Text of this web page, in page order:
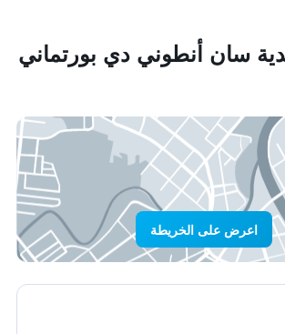
سان أنطوني دي بورتماني
اعرض على الخريطة